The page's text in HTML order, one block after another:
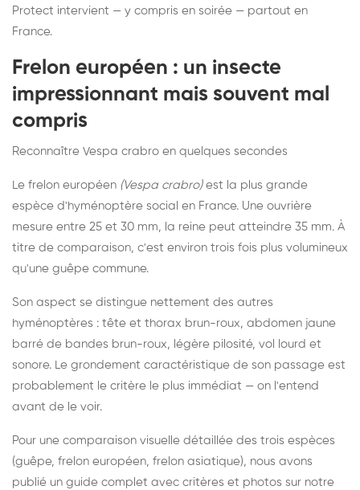
Protect intervient — y compris en soirée — partout en
France.
Frelon européen : un insecte
impressionnant mais souvent mal
compris
Reconnaître Vespa crabro en quelques secondes
Le frelon européen (Vespa crabro)est la plus grande
espèce d'hyménoptère social en France. Une ouvrière
mesure entre 25 et 30 mm, la reine peut atteindre 35 mm. À
titre de comparaison, c'est environ trois fois plus volumineux
qu'une guêpe commune.
Son aspect se distingue nettement des autres
hyménoptères : tête et thorax brun-roux, abdomen jaune
barré de bandes brun-roux, légère pilosité, vol lourd et
sonore. Le grondement caractéristique de son passage est
probablement le critère le plus immédiat — on l'entend
avant de le voir.
Pour une comparaison visuelle détaillée des trois espèces
(guêpe, frelon européen, frelon asiatique), nous avons
publié un guide complet avec critères et photos sur notre